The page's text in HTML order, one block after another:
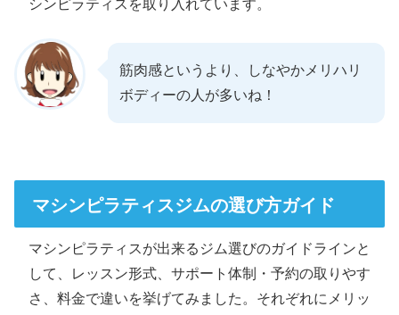
シンピラティスを取り入れています。
筋肉感というより、しなやかメリハリ
ボディーの人が多いね！
マシンピラティスジムの選び方ガイド
マシンピラティスが出来るジム選びのガイドラインと
して、レッスン形式、サポート体制・予約の取りやす
さ、料金で違いを挙げてみました。それぞれにメリッ